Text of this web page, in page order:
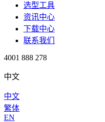
选型工具
资讯中心
下载中心
联系我们
4001 888 278
中文
中文
繁体
EN